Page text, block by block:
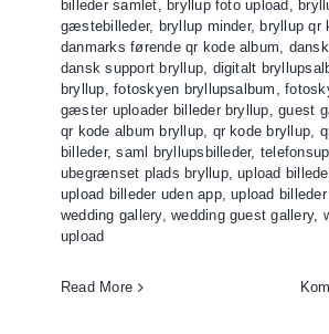
billeder samlet, bryllup foto upload ,
gæstebilleder, bryllup minder, bryllup qr
danmarks førende qr kode album,
dansk support bryllup, digitalt
bryllup,fotoskyen bryllupsalbum ,
gæster uploader billeder bryllup,guest
qr kode album bryllup, qr kode bryllup,
billeder,saml bryllupsbilleder,
ubegrænset plads bryllup,upload
upload billeder uden app,upload
wedding gallery,wedding guest gallery,
upload
Read More